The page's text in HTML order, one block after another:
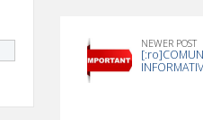
NEWER POST